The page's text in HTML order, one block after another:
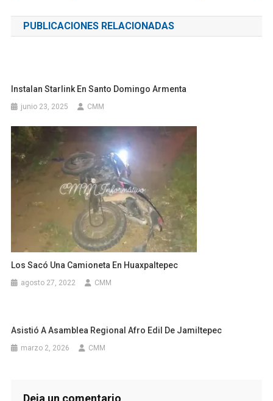
de
entradas
PUBLICACIONES RELACIONADAS
Instalan Starlink En Santo Domingo Armenta
junio 23, 2025 CMM
Los Sacó Una Camioneta En Huaxpaltepec
agosto 27, 2022 CMM
Asistió A Asamblea Regional Afro Edil De Jamiltepec
marzo 2, 2026 CMM
Deja un comentario